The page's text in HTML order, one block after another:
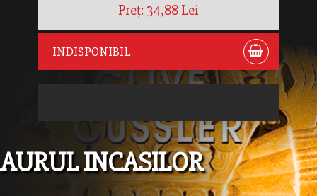
Preț: 34,88 Lei
INDISPONIBIL
AURUL INCASILOR